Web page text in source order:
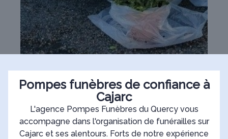
Pompes funèbres de confiance à
Cajarc
L'agence Pompes Funèbres du Quercy vous
accompagne dans l'organisation de funérailles sur
Cajarc et ses alentours. Forts de notre expérience